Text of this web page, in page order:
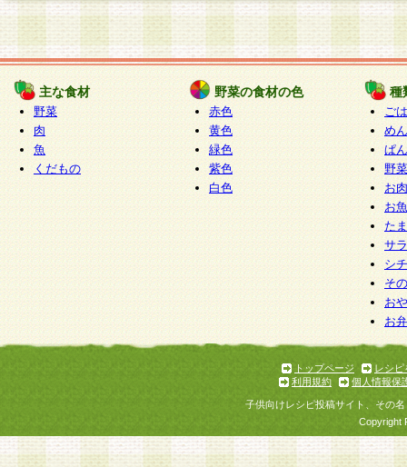
4.本規約は、会員登録希望者による会員登録手続
の当社による会員登録の承認が完了した時点で会
たものとみなされ、会員に対して適用されるもの
5.当社がお聞きする個人情報は、すべて会員登録
で提 供いただいたものと考えております。従っ
自らの個人情報の提供を希望されない場合には、
をお預かりいたしません が、提供されないこと
商品やサービス等をご利用いただけない場合があ
了承ください。
6.当社は、お客様から当社が保有している個人情
加・ 利用停止等を求められた場合には、ご本人
て確認できた場合に限り、法令に準拠して合理的
いただきます。なお、開示 請求等の請求先は個
ります。
1.会員とは、本規約等を承諾のうえ、当社所定の
了し、当社が承認した者、グループとします。な
が以下に該当する場合は会員登録をすることがで
主な食材
野菜
肉
魚
くだもの
野菜の食材の色
赤色
黄色
緑色
紫色
白色
種
ご
めん
ぱん
野
お
お
た
サ
シ
そ
お
お
トップページ
レシピ
利用規約
個人情報保
子供向けレシピ投稿サイト、その
Copyright